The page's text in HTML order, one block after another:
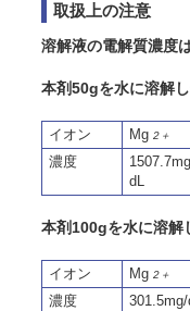
取扱上の注意
溶解液の電解質濃度
本剤50gを水に溶解
イオン Mg 2＋
濃度
dL
本剤100gを水に溶解
イオン Mg 2＋
濃度
301.5mg/